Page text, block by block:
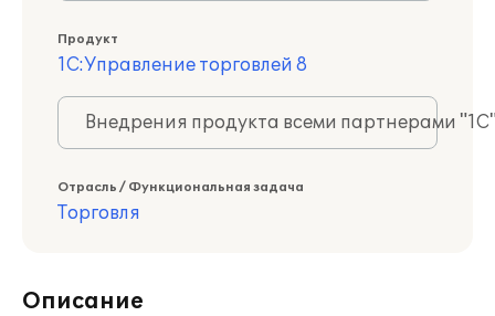
Продукт
1С:Управление торговлей 8
Внедрения продукта всеми партнерами
Отрасль / Функциональная задача
Торговля
Описание